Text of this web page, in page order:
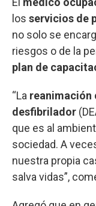
los servicios de
no solo se
riesgos o de la
plan de
“La reanimación
desfibrilador
que es al
sociedad. A
nuestra propia
salva vidas”,